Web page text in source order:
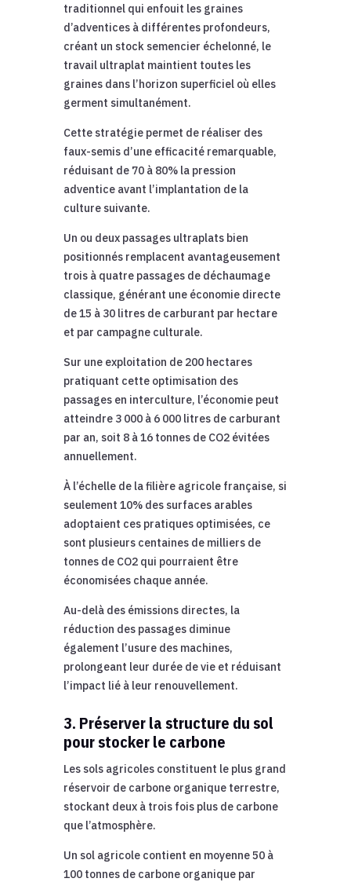
traditionnel qui enfouit les graines
d’adventices à différentes profondeurs,
créant un stock semencier échelonné, le
travail ultraplat maintient toutes les
graines dans l’horizon superficiel où elles
germent simultanément.
Cette stratégie permet de réaliser des
faux-semis d’une efficacité remarquable,
réduisant de 70 à 80% la pression
adventice avant l’implantation de la
culture suivante.
Un ou deux passages ultraplats bien
positionnés remplacent avantageusement
trois à quatre passages de déchaumage
classique, générant une économie directe
de 15 à 30 litres de carburant par hectare
et par campagne culturale.
Sur une exploitation de 200 hectares
pratiquant cette optimisation des
passages en interculture, l’économie peut
atteindre 3 000 à 6 000 litres de carburant
par an, soit 8 à 16 tonnes de CO2 évitées
annuellement.
À l’échelle de la filière agricole française, si
seulement 10% des surfaces arables
adoptaient ces pratiques optimisées, ce
sont plusieurs centaines de milliers de
tonnes de CO2 qui pourraient être
économisées chaque année.
Au-delà des émissions directes, la
réduction des passages diminue
également l’usure des machines,
prolongeant leur durée de vie et réduisant
l’impact lié à leur renouvellement.
3. Préserver la structure du sol
pour stocker le carbone
Les sols agricoles constituent le plus grand
réservoir de carbone organique terrestre,
stockant deux à trois fois plus de carbone
que l’atmosphère.
Un sol agricole contient en moyenne 50 à
100 tonnes de carbone organique par